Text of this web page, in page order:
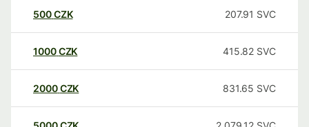
500CZK 207.91 SVC
1000CZK 415.82 SVC
2000CZK 831.65 SVC